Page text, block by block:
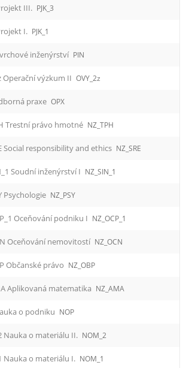
III. PJK_3
I. PJK_1
inženýrství PIN
Operační výzkum II OVY_2z
praxe OPX
Trestní právo hmotné NZ_TPH
Social responsibility and ethics NZ_SRE
Soudní inženýrství I NZ_SIN_1
Psychologie NZ_PSY
Oceňování podniku I NZ_OCP_1
Oceňování nemovitostí NZ_OCN
Občanské právo NZ_OBP
Aplikovaná matematika NZ_AMA
o podniku NOP
Nauka o materiálu II. NOM_2
Nauka o materiálu I. NOM_1